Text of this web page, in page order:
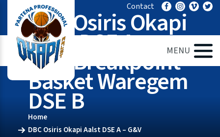
inhoud
Contact
MENU
DBC Osiris Okapi
Aalst DSE A –
G&V Breakpoint
Basket Waregem
DSE B
Home
DBC Osiris Okapi Aalst DSE A – G&V